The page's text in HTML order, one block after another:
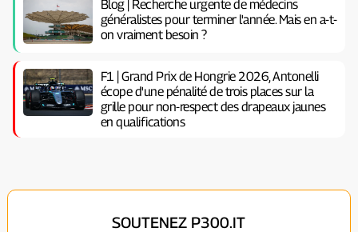
Blog | Recherche urgente de médecins
généralistes pour terminer l'année. Mais en a-t-
on vraiment besoin ?
F1 | Grand Prix de Hongrie 2026, Antonelli
écope d'une pénalité de trois places sur la
grille pour non-respect des drapeaux jaunes
en qualifications
SOUTENEZ P300.IT